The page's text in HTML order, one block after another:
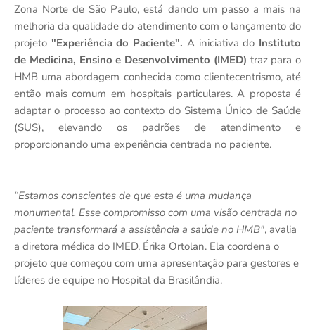
Zona Norte de São Paulo, está dando um passo a mais na
melhoria da qualidade do atendimento com o lançamento do
projeto "Experiência do Paciente". A iniciativa do Instituto
de Medicina, Ensino e Desenvolvimento (IMED) traz para o
HMB uma abordagem conhecida como clientecentrismo, até
então mais comum em hospitais particulares. A proposta é
adaptar o processo ao contexto do Sistema Único de Saúde
(SUS), elevando os padrões de atendimento e
proporcionando uma experiência centrada no paciente.
“Estamos conscientes de que esta é uma mudança
monumental. Esse compromisso com uma visão centrada no
paciente transformará a assistência a saúde no HMB", avalia
a diretora médica do IMED, Érika Ortolan. Ela coordena o
projeto que começou com uma apresentação para gestores e
líderes de equipe no Hospital da Brasilândia.